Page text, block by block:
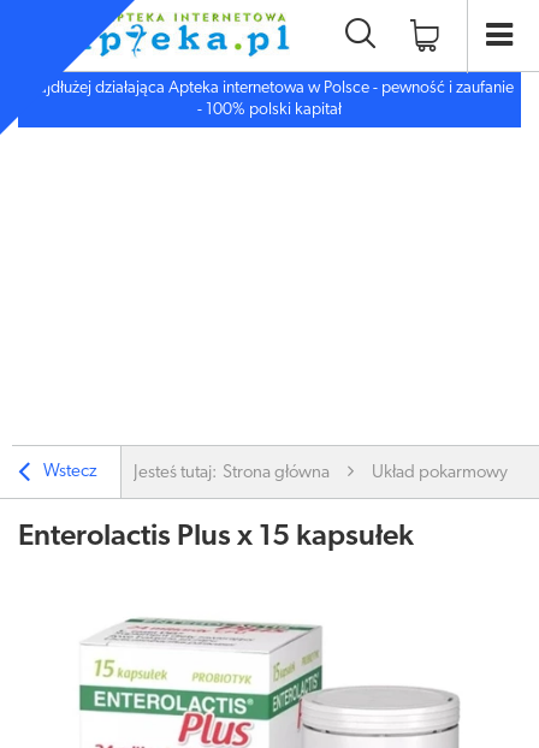
Najdłużej działająca Apteka internetowa w Polsce - pewność i zaufanie
- 100% polski kapitał
Wstecz Jesteś tutaj: Strona główna Układ pokarmowy
Enterolactis Plus x 15 kapsułek